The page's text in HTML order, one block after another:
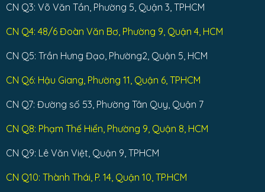
CN Q3: Võ Văn Tần, Phường 5, Quận 3, TPHCM
CN Q4: 48/6 Đoàn Văn Bơ, Phường 9, Quận 4, HCM
CN Q5: Trần Hưng Đạo, Phường2, Quận 5, HCM
CN Q6: Hậu Giang, Phường 11, Quận 6, TPHCM
CN Q7: Đường số 53, Phường Tân Quy, Quận 7
CN Q8: Phạm Thế Hiển, Phường 9, Quận 8, HCM
CN Q9: Lê Văn Việt, Quận 9, TPHCM
CN Q10: Thành Thái, P. 14, Quận 10, TP.HCM